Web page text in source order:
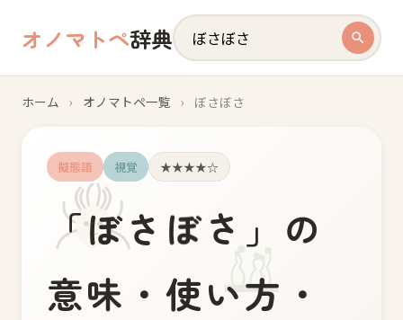
オノマトペ辞典
ホーム › オノマトペ一覧 › ぼさぼさ
擬態語 視覚 ★★★★☆
「ぼさ ぼさ 」の
意味・使い方・